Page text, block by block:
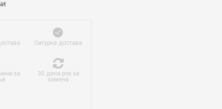
Сигурна достава
за
30 дена рок за
замена